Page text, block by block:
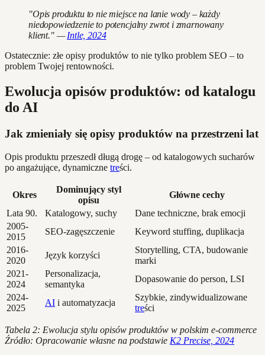
"Opis produktu to nie miejsce na lanie wody – każdy
niedopowiedzenie to potencjalny zwrot i zmarnowany
klient." —Intle, 2024
Ostatecznie: złe opisy produktów to nie tylko problem SEO – to
problem Twojej rentowności.
Ewolucja opisów produktów: od katalogu
do AI
Jak zmieniały się opisy produktów na przestrzeni lat
Opis produktu przeszedł długą drogę – od katalogowych sucharów
po angażujące, dynamiczne treści.
Okres
Dominujący styl
opisu
Główne cechy
Lata 90.
Katalogowy, suchy
Dane techniczne, brak emocji
2005-
2015
SEO-zagęszczenie
Keyword stuffing, duplikacja
2016-
2020
Język korzyści
Storytelling, CTA, budowanie
marki
2021-
2024
Personalizacja,
semantyka
Dopasowanie do person, LSI
2024-
2025
AI i automatyzacja
Szybkie, zindywidualizowane
treści
Tabela 2: Ewolucja stylu opisów produktów w polskim e-commerce
Źródło: Opracowanie własne na podstawie K2 Precise, 2024